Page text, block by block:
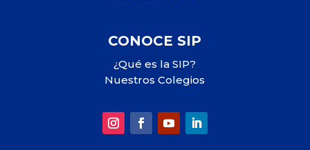
CONOCE SIP
¿Qué es la SIP?
Nuestros Colegios